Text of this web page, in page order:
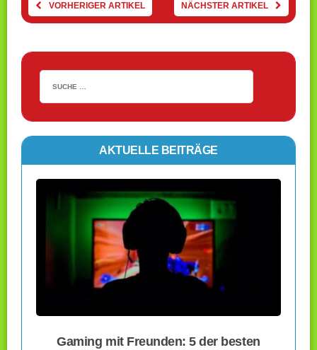
VORHERIGER ARTIKEL NÄCHSTER ARTIKEL
AKTUELLE BEITRÄGE
Gaming mit Freunden: 5 der besten